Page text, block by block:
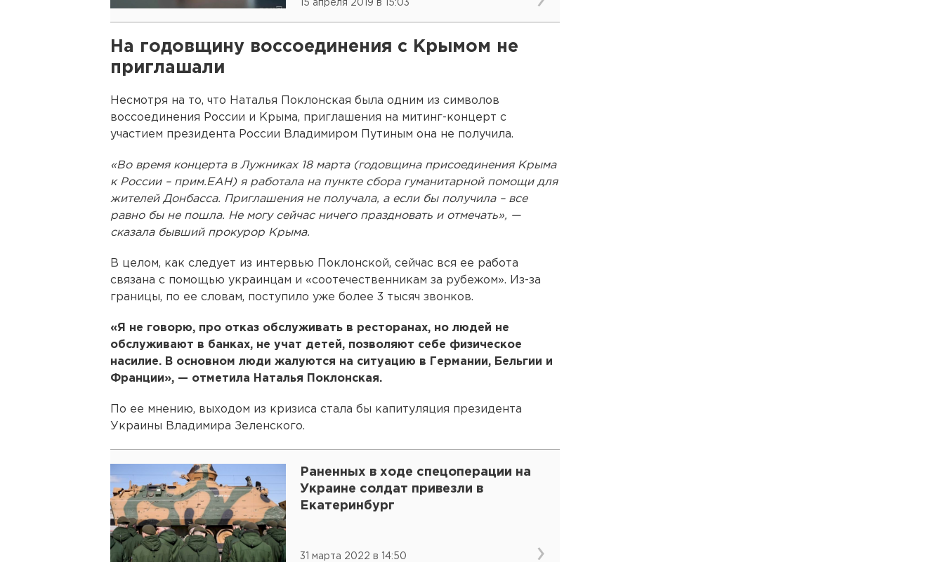
15 апреля 2019 в 15:03
На годовщину воссоединения с Крымом не
приглашали
Несмотря на то, что Наталья Поклонская была одним из символов
воссоединения России и Крыма, приглашения на митинг-концерт с
участием президента России Владимиром Путиным она не получила.
«Во время концерта в Лужниках 18 марта (годовщина присоединения Крыма
к России – прим.ЕАН) я работала на пункте сбора гуманитарной помощи для
жителей Донбасса. Приглашения не получала, а если бы получила – все
равно бы не пошла. Не могу сейчас ничего праздновать и отмечать», —
сказала бывший прокурор Крыма.
В целом, как следует из интервью Поклонской, сейчас вся ее работа
связана с помощью украинцам и «соотечественникам за рубежом». Из-за
границы, по ее словам, поступило уже более 3 тысяч звонков.
«Я не говорю, про отказ обслуживать в ресторанах, но людей не
обслуживают в банках, не учат детей, позволяют себе физическое
насилие. В основном люди жалуются на ситуацию в Германии, Бельгии и
Франции», — отметила Наталья Поклонская.
По ее мнению, выходом из кризиса стала бы капитуляция президента
Украины Владимира Зеленского.
Раненных в ходе спецоперации на
Украине солдат привезли в
Екатеринбург
31 марта 2022 в 14:50